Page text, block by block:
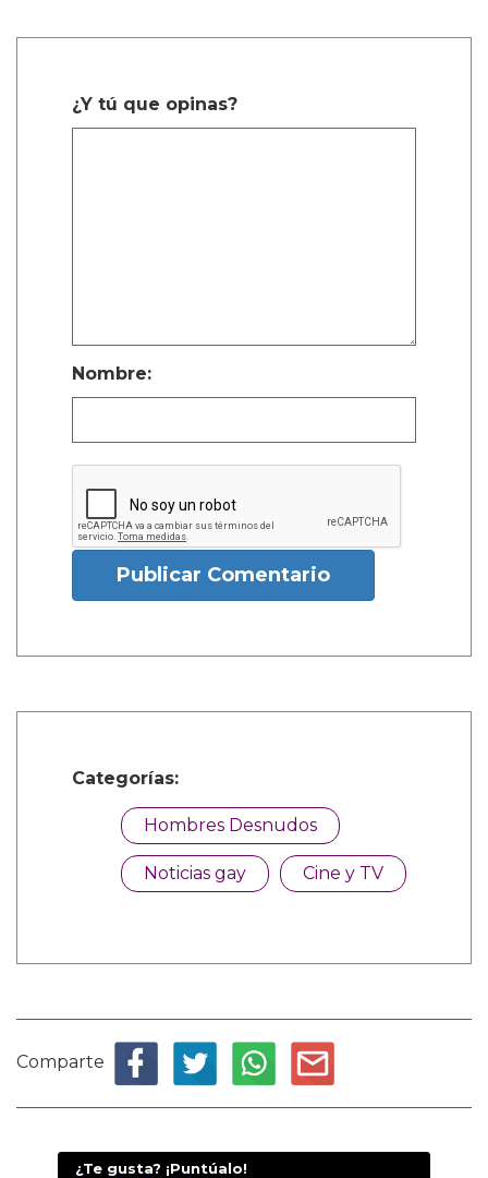
¿Y tú que opinas?
Nombre:
Publicar Comentario
Categorías:
Hombres Desnudos
Noticias gay Cine y TV
Comparte
¿Te gusta? ¡Puntúalo!